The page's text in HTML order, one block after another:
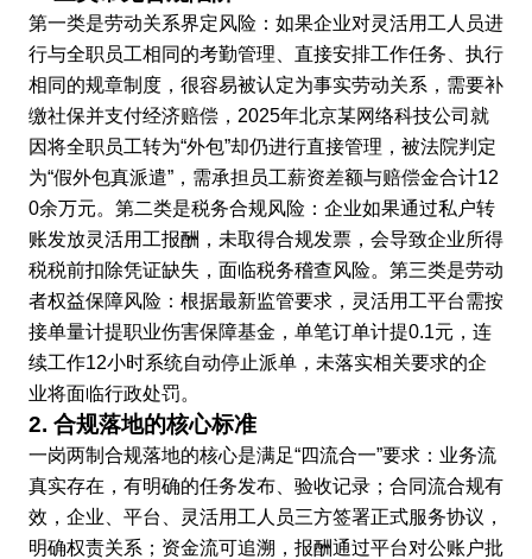
第一类是劳动关系界定风险：如果企业对灵活用工人员进
行与全职员工相同的考勤管理、直接安排工作任务、执行
相同的规章制度，很容易被认定为事实劳动关系，需要补
缴社保并支付经济赔偿，2025年北京某网络科技公司就
因将全职员工转为“外包”却仍进行直接管理，被法院判定
为“假外包真派遣”，需承担员工薪资差额与赔偿金合计12
0余万元。第二类是税务合规风险：企业如果通过私户转
账发放灵活用工报酬，未取得合规发票，会导致企业所得
税税前扣除凭证缺失，面临税务稽查风险。第三类是劳动
者权益保障风险：根据最新监管要求，灵活用工平台需按
接单量计提职业伤害保障基金，单笔订单计提0.1元，连
续工作12小时系统自动停止派单，未落实相关要求的企
业将面临行政处罚。
2. 合规落地的核心标准
一岗两制合规落地的核心是满足“四流合一”要求：业务流
真实存在，有明确的任务发布、验收记录；合同流合规有
效，企业、平台、灵活用工人员三方签署正式服务协议，
明确权责关系；资金流可追溯，报酬通过平台对公账户批